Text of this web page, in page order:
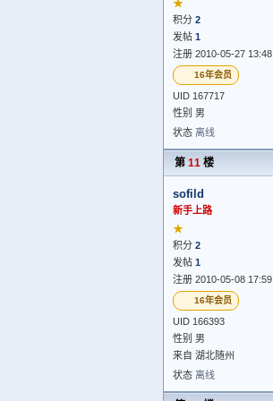
★
积分 2
发帖 1
注册 2010-05-27 13:48
16年会员
UID 167717
性别 男
状态 离线
第 11 楼
sofild
新手上路
★
积分 2
发帖 1
注册 2010-05-08 17:59
16年会员
UID 166393
性别 男
来自 湖北随州
状态 离线